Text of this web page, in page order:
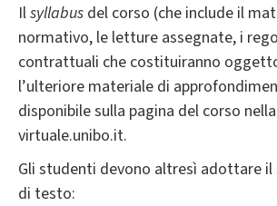
Ilsyllabus del corso (che include il
normativo, le letture assegnate, i
contrattuali che costituiranno
l’ulteriore materiale di
disponibile sulla pagina del corso
virtuale.unibo.it.
Gli studenti devono altresì adottare il
di testo: